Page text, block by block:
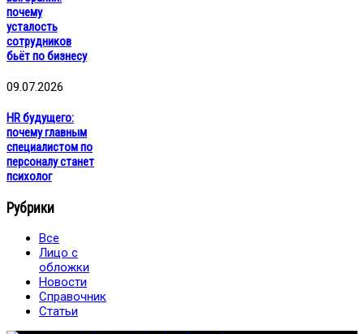
почему
усталость
сотрудников
бьёт по бизнесу
09.07.2026
HR будущего:
почему главным
специалистом по
персоналу станет
психолог
Рубрики
Все
Лицо с
обложки
Новости
Справочник
Статьи